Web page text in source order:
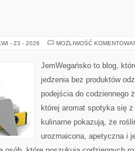
- 23 - 2026 MOŻLIWOŚĆ
JemWegańsko to blog,
jedzenia bez produktów
podejścia do codziennego
której aromat spotyka się
kulinarne pokazują, że
urozmaicona, apetyczna i